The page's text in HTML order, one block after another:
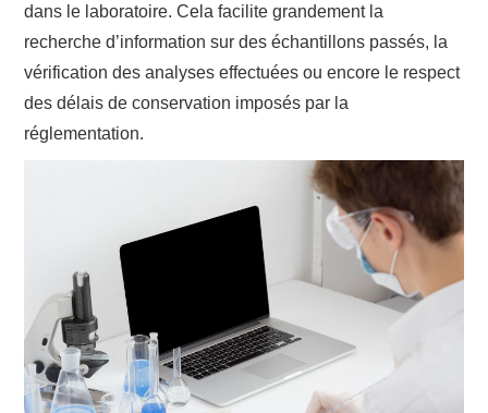
dans le laboratoire. Cela facilite grandement la
recherche d’information sur des échantillons passés, la
vérification des analyses effectuées ou encore le respect
des délais de conservation imposés par la
réglementation.